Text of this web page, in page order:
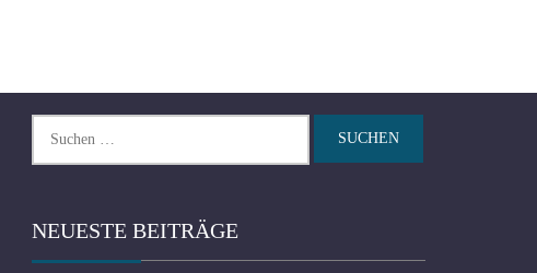
nach:
NEUESTE BEITRÄGE